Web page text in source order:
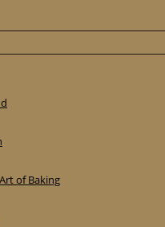
of Baking